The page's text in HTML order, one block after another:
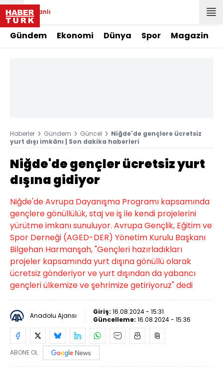
Canlı
Gündem Ekonomi Dünya Spor Magazin
Haberler Gündem Güncel
Niğde'de gençlere ücretsiz
yurt dışı imkânı | Son dakika haberleri
Niğde'de gençler ücretsiz yurt
dışına gidiyor
Niğde'de Avrupa Dayanışma Programı kapsamında
gençlere gönüllülük, staj ve iş ile kendi projelerini
yürütme imkanı sunuluyor. Avrupa Gençlik, Eğitim ve
Spor Derneği (AGED-DER) Yönetim Kurulu Başkanı
Bilgehan Harmanşah, "Gençleri hazırladıkları
projeler kapsamında yurt dışına gönüllü olarak
ücretsiz gönderiyor ve yurt dışından da yabancı
gençleri ülkemize ve şehrimize getiriyoruz" dedi
Anadolu Ajansı Giriş: 16.08.2024 - 15:31
Güncelleme: 16.08.2024 - 15:36
ABONE OL